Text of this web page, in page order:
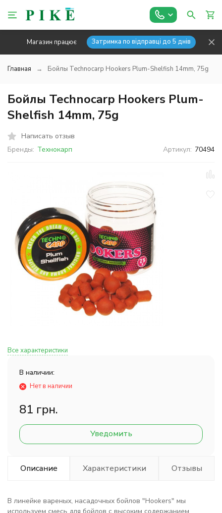
Магазин працює Затримка по відправці до 5 днів
Главная Бойлы Technocarp Hookers Plum-Shelfish 14mm, 75g
Бойлы Technocarp Hookers Plum-
Shelfish 14mm, 75g
Написать отзыв
Бренды: Технокарп Артикул: 70494
Все характеристики
В наличии:
Нет в наличии
81 грн.
Уведомить
Описание Характеристики Отзывы
В линейке вареных, насадочных бойлов "Hookers" мы